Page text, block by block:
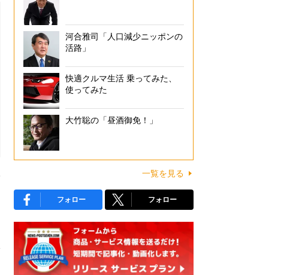
河合雅司「人口減少ニッポンの
活路」
快適クルマ生活 乗ってみた、
使ってみた
大竹聡の「昼酒御免！」
一覧を見る
フォロー フォロー